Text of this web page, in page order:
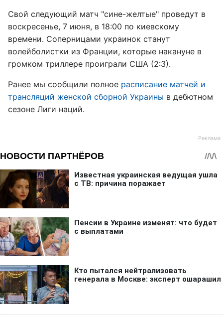
Свой следующий матч "сине-желтые" проведут в
воскресенье, 7 июня, в 18:00 по киевскому
времени. Соперницами украинок станут
волейболистки из Франции, которые накануне в
громком триллере проиграли США (2:3).
Ранее мы сообщили полное расписание матчей и
трансляций женской сборной Украины в дебютном
сезоне Лиги наций.